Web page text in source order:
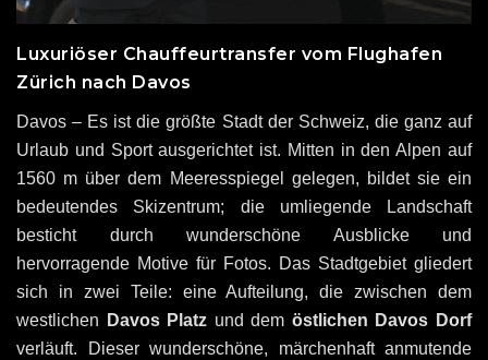
Luxuriöser Chauffeurtransfer vom Flughafen
Zürich nach Davos
Davos – Es ist die größte Stadt der Schweiz, die ganz auf
Urlaub und Sport ausgerichtet ist. Mitten in den Alpen auf
1560 m über dem Meeresspiegel gelegen, bildet sie ein
bedeutendes Skizentrum; die umliegende Landschaft
besticht durch wunderschöne Ausblicke und
hervorragende Motive für Fotos. Das Stadtgebiet gliedert
sich in zwei Teile: eine Aufteilung, die zwischen dem
westlichen
Davos Platz und dem östlichen Davos Dorf
verläuft. Dieser wunderschöne, märchenhaft anmutende